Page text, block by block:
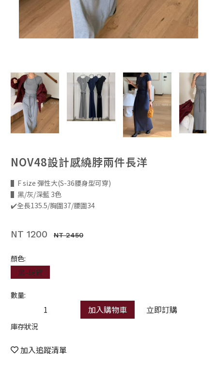
NOV48設計感繞脖兩件長洋
▌F size 彈性大(S-36腰身型可穿)
▌黑/灰/深藍 3色
✔️全長135.5/胸圍37/腰圍34
NT 1200 NT 2450
顏色:
黑-現貨
數量:
加入購物車 立即訂購
庫存狀況
加入追蹤清單